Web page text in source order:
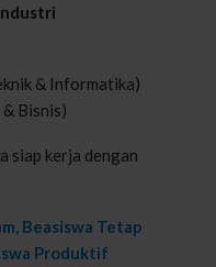
& Informatika)
Bisnis)
siap kerja dengan
Beasiswa Tetap
Produktif